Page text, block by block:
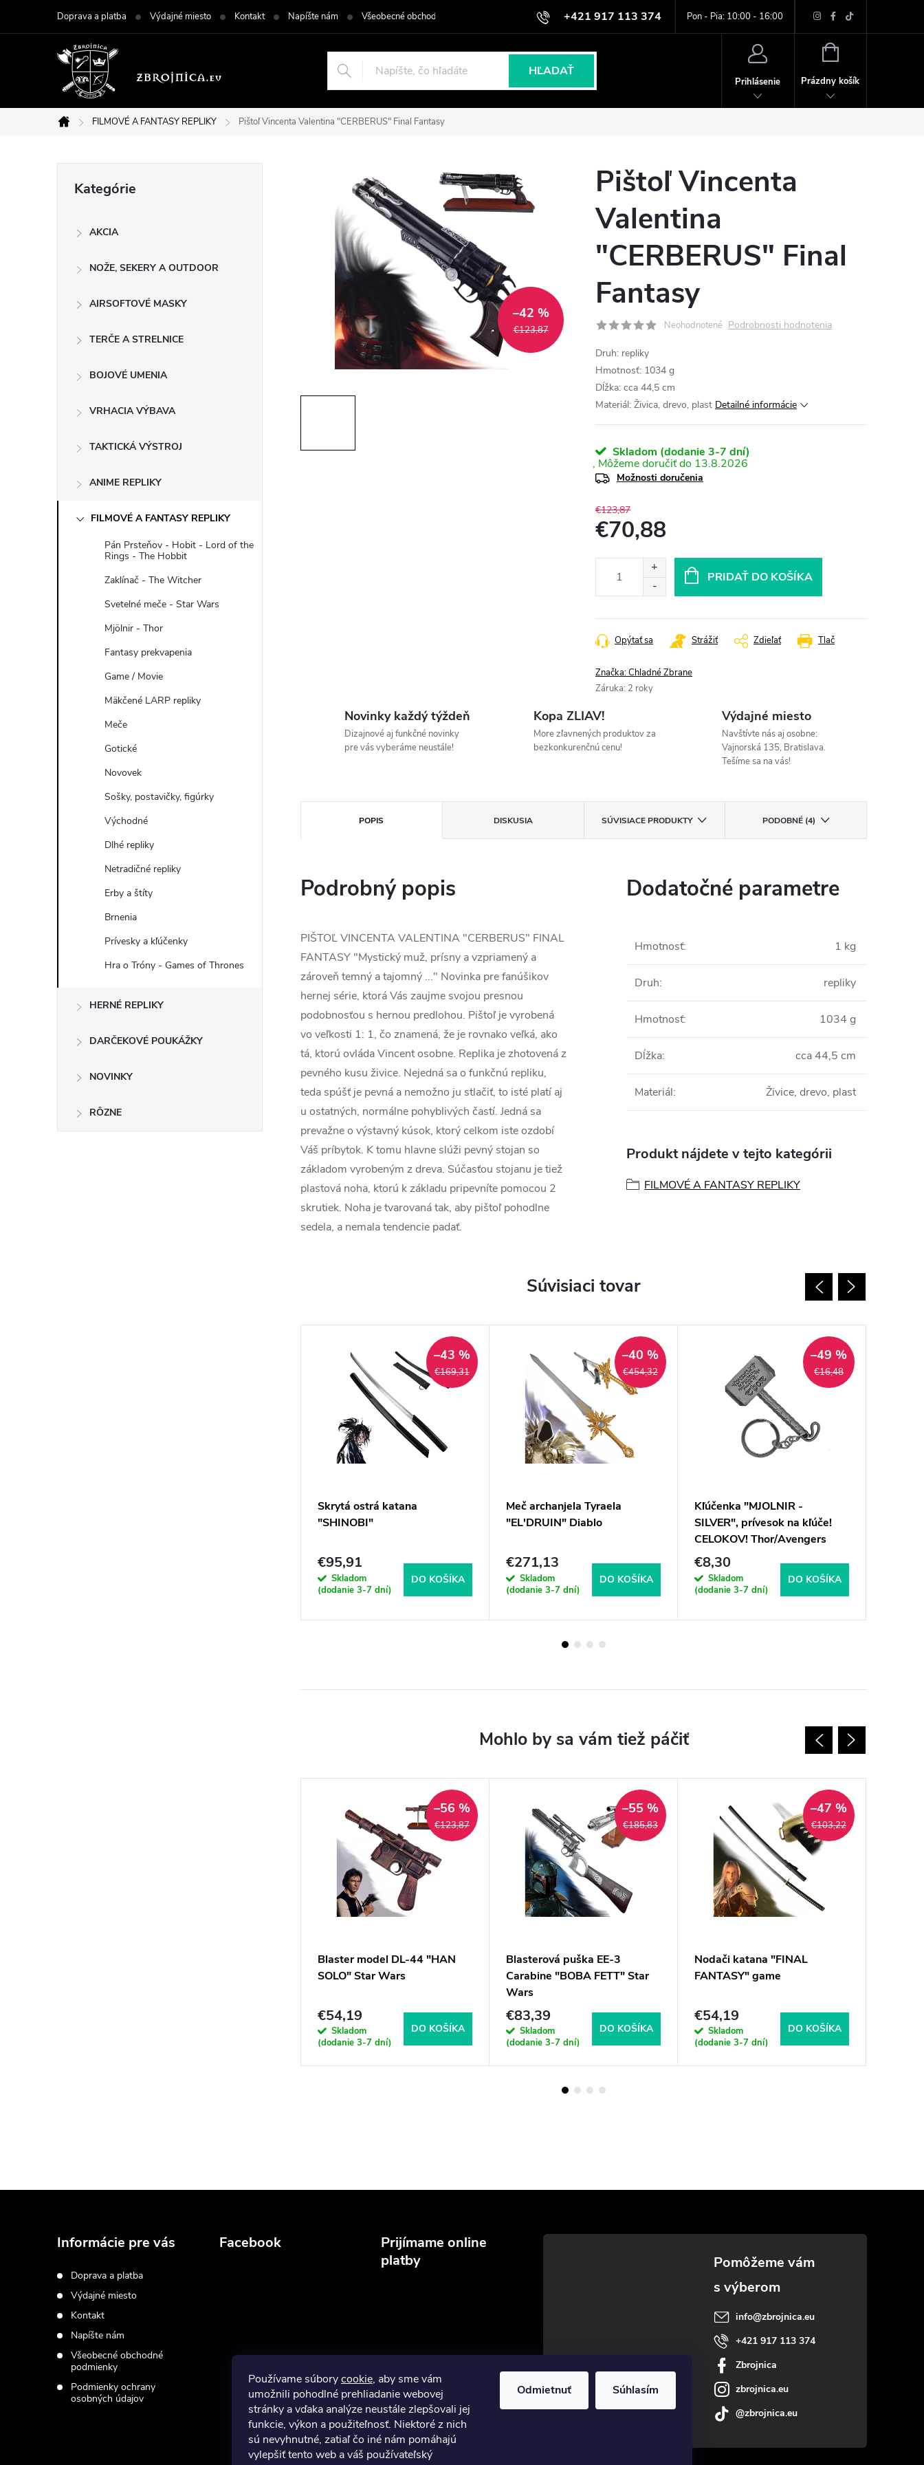
Používame súborycookie, aby sme vám
umožnili pohodlné prehliadanie webovej
stránky a vďaka analýze neustále zlepšovali jej
funkcie, výkon a použiteľnosť. Niektoré z nich
sú nevyhnutné, zatiaľ čo iné nám pomáhajú
vylepšiť tento web a váš používateľský
Odmietnuť Súhlasím
+421 917 113 374 Pon - Pia: 10:00 - 16:00
Doprava a platba Výdajné miesto Kontakt Napíšte nám Všeobecné obchodné podmienky Podmienky ochrany osobných údajov
HĽADAŤ
Prihlásenie
NÁKUPNÝ
Prázdny košík
Domov
FILMOVÉ A FANTASY REPLIKY Pištoľ Vincenta Valentina "CERBERUS" Final Fantasy
kategórie
Kategórie
AKCIA
NOŽE, SEKERY A OUTDOOR
AIRSOFTOVÉ MASKY
TERČE A STRELNICE
BOJOVÉ UMENIA
VRHACIA VÝBAVA
TAKTICKÁ VÝSTROJ
ANIME REPLIKY
FILMOVÉ A FANTASY REPLIKY
Pán Prsteňov - Hobit - Lord of the
Rings - The Hobbit
Zaklínač - The Witcher
Svetelné meče - Star Wars
Mjölnir - Thor
Fantasy prekvapenia
Game / Movie
Mäkčené LARP repliky
Meče
Gotické
Novovek
Sošky, postavičky, figúrky
Východné
Dlhé repliky
Netradičné repliky
Erby a štíty
Brnenia
Prívesky a kľúčenky
Hra o Tróny - Games of Thrones
HERNÉ REPLIKY
DARČEKOVÉ POUKÁŽKY
NOVINKY
RÔZNE
€123,87
–42 %
Pištoľ Vincenta
Valentina
"CERBERUS" Final
Fantasy
Neohodnotené Podrobnosti hodnotenia
Druh: repliky
Hmotnosť: 1034 g
Dĺžka: cca 44,5 cm
Materiál: Živica, drevo, plast Detailné informácie
Skladom (dodanie 3-7 dní)
13.8.2026
Možnosti doručenia
€123,87
€70,88
PRIDAŤ DO KOŠÍKA
Tlač
Opýtať sa Strážiť Zdieľať
Značka:Chladné Zbrane
Záruka: 2 roky
Novinky každý týždeň
Dizajnové aj funkčné novinky
pre vás vyberáme neustále!
Kopa ZLIAV!
More zľavnených produktov za
bezkonkurenčnú cenu!
Výdajné miesto
Navštívte nás aj osobne:
Vajnorská 135, Bratislava.
Tešíme sa na vás!
POPIS DISKUSIA SÚVISIACE PRODUKTY PODOBNÉ (4)
Podrobný popis
PIŠTOĽ VINCENTA VALENTINA "CERBERUS" FINAL
FANTASY "Mystický muž, prísny a vzpriamený a
zároveň temný a tajomný ..." Novinka pre fanúšikov
hernej série, ktorá Vás zaujme svojou presnou
podobnosťou s hernou predlohou. Pištoľ je vyrobená
vo veľkosti 1: 1, čo znamená, že je rovnako veľká, ako
tá, ktorú ovláda Vincent osobne. Replika je zhotovená z
pevného kusu živice. Nejedná sa o funkčnú repliku,
teda spúšť je pevná a nemožno ju stlačiť, to isté platí aj
u ostatných, normálne pohyblivých častí. Jedná sa
prevažne o výstavný kúsok, ktorý celkom iste ozdobí
Váš príbytok. K tomu hlavne slúži pevný stojan so
základom vyrobeným z dreva. Súčasťou stojanu je tiež
plastová noha, ktorú k základu pripevníte pomocou 2
skrutiek. Noha je tvarovaná tak, aby pištoľ pohodlne
sedela, a nemala tendencie padať.
Dodatočné parametre
Hmotnosť: 1 kg
Druh: repliky
Hmotnosť: 1034 g
Dĺžka: cca 44,5 cm
Materiál: Živice, drevo, plast
Produkt nájdete v tejto kategórii
FILMOVÉ A FANTASY REPLIKY
Súvisiaci tovar
€169,31
–43 %
Skrytá ostrá katana
"SHINOBI"
€95,91
Skladom
(dodanie 3-7 dní)
DO KOŠÍKA
€454,32
–40 %
Meč archanjela Tyraela
"EL'DRUIN" Diablo
€271,13
Skladom
(dodanie 3-7 dní)
DO KOŠÍKA
€16,48
–49 %
Kľúčenka "MJOLNIR -
SILVER", prívesok na kľúče!
CELOKOV! Thor/Avengers
€8,30
Skladom
(dodanie 3-7 dní)
DO KOŠÍKA
€123,87
–56 %
Blaster model DL-44 "HAN
SOLO" Star Wars
€54,19
Skladom
(dodanie 3-7 dní)
DO KOŠÍKA
€185,83
–55 %
Blasterová puška EE-3
Carabine "BOBA FETT" Star
Wars
€83,39
Skladom
(dodanie 3-7 dní)
DO KOŠÍKA
€103,22
–47 %
Nodači katana "FINAL
FANTASY" game
€54,19
Skladom
(dodanie 3-7 dní)
DO KOŠÍKA
Informácie pre vás
Doprava a platba
Výdajné miesto
Kontakt
Napíšte nám
Všeobecné obchodné
podmienky
Podmienky ochrany
osobných údajov
Facebook
Prijímame online
platby
info@zbrojnica.eu
+421 917 113 374
Zbrojnica
zbrojnica.eu
@zbrojnica.eu